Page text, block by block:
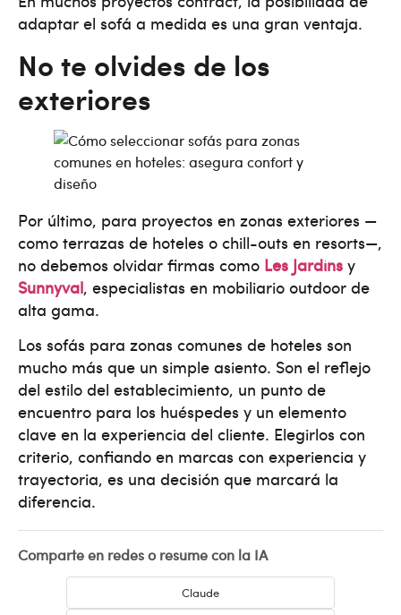
adaptar el sofá a medida es una gran ventaja.
No te olvides de los
exteriores
Por último, para proyectos en zonas exteriores —
como terrazas de hoteles o chill-outs en resorts—,
no debemos olvidar firmas como Les Jardins y
Sunnyval, especialistas en mobiliario outdoor de
alta gama.
Los sofás para zonas comunes de hoteles son
mucho más que un simple asiento. Son el reflejo
del estilo del establecimiento, un punto de
encuentro para los huéspedes y un elemento
clave en la experiencia del cliente. Elegirlos con
criterio, confiando en marcas con experiencia y
trayectoria, es una decisión que marcará la
diferencia.
Comparte en redes o resume con la IA
Claude